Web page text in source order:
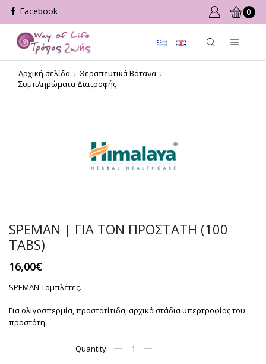
0
Αρχική σελίδα
Θεραπευτικά Βότανα
Συμπληρώματα Διατροφής
SPEMAN | ΓΙΑ ΤΟΝ ΠΡΟΣΤΑΤΗ (100
TABS)
16,00€
SPEMAN Ταμπλέτες.
Για ολιγοσπερμία, προστατίτιδα, αρχικά στάδια υπερτροφίας του
προστάτη.